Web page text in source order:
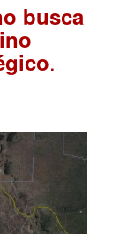
busca
.